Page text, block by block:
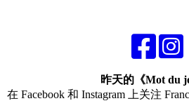
昨天的《Mot du
在 Facebook 和 Instagram 上关注